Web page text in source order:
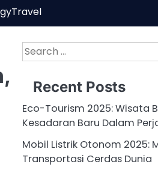
Travel
Search
for:
Recent Posts
Eco-Tourism 2025: Wisata
Kesadaran Baru Dalam
Mobil Listrik Otonom 2025:
Transportasi Cerdas Dunia